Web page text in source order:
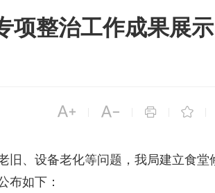
项整治工作成果展示
   
、设备老化等问题，我局建立食堂
布如下：